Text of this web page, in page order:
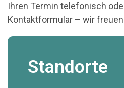
Ihren Termin telefonisch
Kontaktformular – wir
Standorte